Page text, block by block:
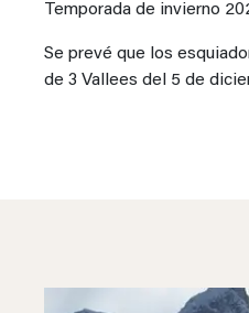
Temporada de invierno
Se prevé que los
de 3 Vallees del 5 de